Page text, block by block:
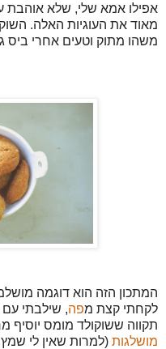
אפילו אמא שלי, שלא אוהבת
מאוד את העוגיות האלה.
משהו מתוק וטעים אחרי ביס
המתכון הזה הוא דוגמה
לקחתי קצת מפה, שילבתי
תקווה ששוקולד מומס יוסיף
מושלגות (למרות שאין לי